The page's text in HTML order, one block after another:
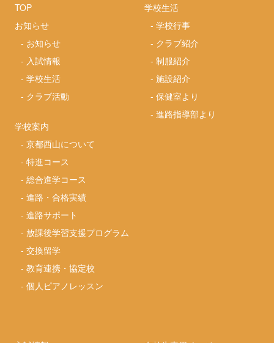
TOP
お知らせ
- お知らせ
- 入試情報
-学校生活
- クラブ活動
学校案内
-京都西山について
-特進コース
-総合進学コース
-進路・合格実績
-進路サポート
- 放課後学習支援プログラム
-交換留学
-教育連携・協定校
-個人ピアノレッスン
学校生活
-学校行事
- クラブ紹介
-制服紹介
-施設紹介
-保健室より
-進路指導部より